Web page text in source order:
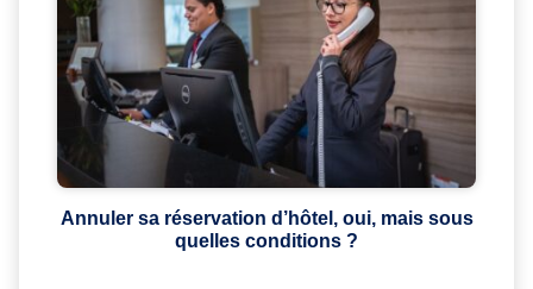
Annuler sa réservation d’hôtel, oui, mais sous
quelles conditions ?